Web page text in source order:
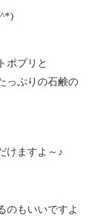
ポプリと
っぷりの石鹸の
けますよ～♪
のもいいですよ